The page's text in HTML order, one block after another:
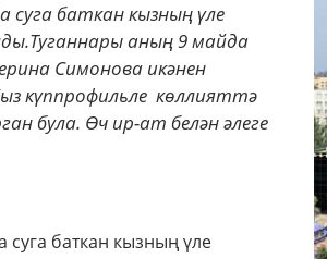
суга баткан кызның үле
аның 9 майда
Симонова икәнен
күппрофильле көллияттә
була. Өч ир-ат белән әлеге
суга баткан кызның үле